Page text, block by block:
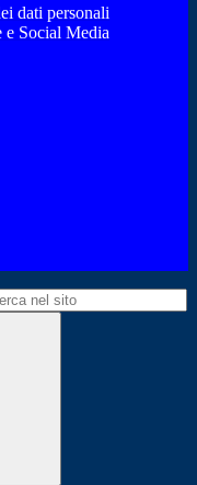
dati personali
e Social Media